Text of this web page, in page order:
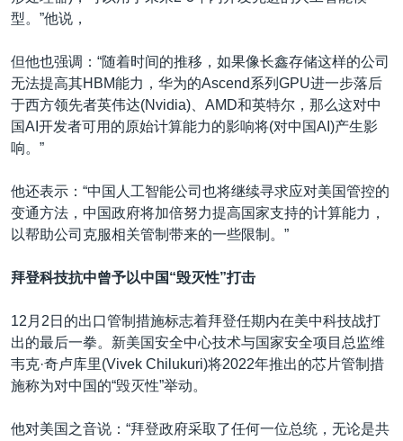
型。”他说，
但他也强调：“随着时间的推移，如果像长鑫存储这样的公司
无法提高其HBM能力，华为的Ascend系列GPU进一步落后
于西方领先者英伟达(Nvidia)、AMD和英特尔，那么这对中
国AI开发者可用的原始计算能力的影响将(对中国AI)产生影
响。”
他还表示：“中国人工智能公司也将继续寻求应对美国管控的
变通方法，中国政府将加倍努力提高国家支持的计算能力，
以帮助公司克服相关管制带来的一些限制。”
拜登科技抗中曾予以中国“毁灭性”打击
12月2日的出口管制措施标志着拜登任期内在美中科技战打
出的最后一拳。新美国安全中心技术与国家安全项目总监维
韦克·奇卢库里(Vivek Chilukuri)将2022年推出的芯片管制措
施称为对中国的“毁灭性”举动。
他对美国之音说：“拜登政府采取了任何一位总统，无论是共